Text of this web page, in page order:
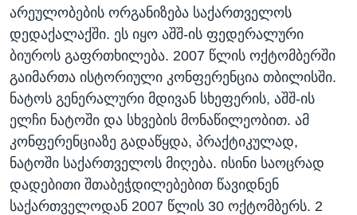
არეულობების ორგანიზება საქართველოს
დედაქალაქში. ეს იყო აშშ-ის ფედერალური
ბიუროს გაფრთხილება. 2007 წლის ოქტომბერში
გაიმართა ისტორიული კონფერენცია თბილისში.
ნატოს გენერალური მდივან სხეფერის, აშშ-ის
ელჩი ნატოში და სხვების მონაწილეობით. ამ
კონფერენციაზე გადაწყდა, პრაქტიკულად,
ნატოში საქართველოს მიღება. ისინი საოცრად
დადებითი შთაბეჭდილებებით წავიდნენ
საქართველოდან 2007 წლის 30 ოქტომბერს. 2